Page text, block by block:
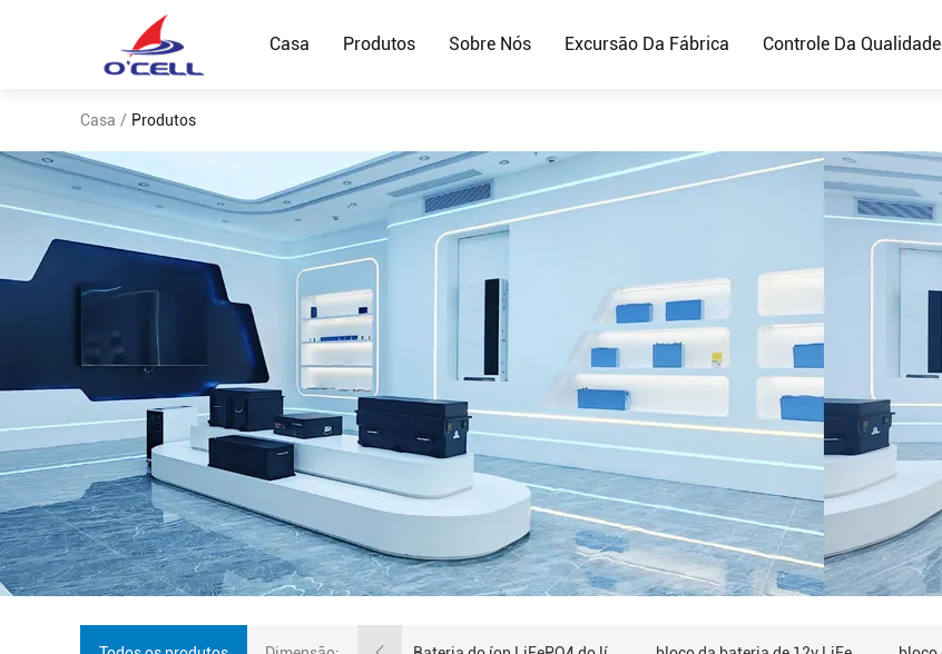
Casa Produtos Sobre Nós Excursão Da Fábrica Controle Da Qualidade
Casa / Produtos